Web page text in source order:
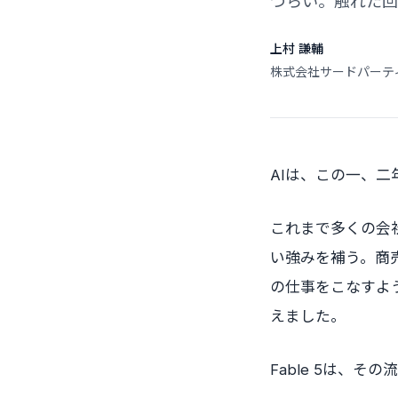
上村 謙輔
株式会社サードパー
AIは、この一、二
これまで多くの
い強みを補う。
の仕事をこなすよ
えました。
Fable 5は、その